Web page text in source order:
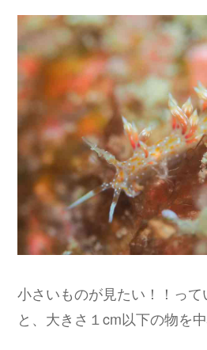
小さいものが見たい！！っ
と、大きさ１cm以下の物を中